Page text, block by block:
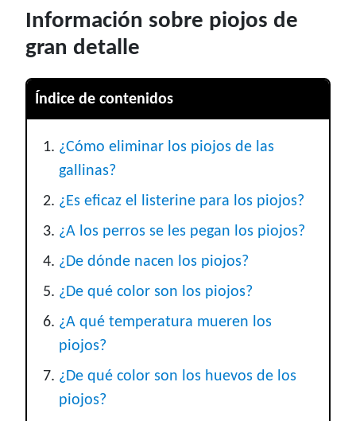
Información sobre piojos de
gran detalle
Índice de contenidos
¿Cómo eliminar los piojos de las
gallinas?
¿Es eficaz el listerine para los piojos?
¿A los perros se les pegan los piojos?
¿De dónde nacen los piojos?
¿De qué color son los piojos?
¿A qué temperatura mueren los
piojos?
¿De qué color son los huevos de los
piojos?